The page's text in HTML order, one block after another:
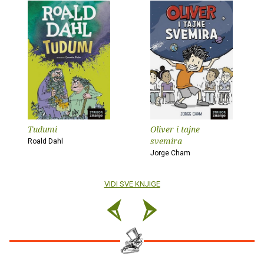
Tudumi
Roald Dahl
Oliver i tajne
svemira
Jorge Cham
VIDI SVE KNJIGE